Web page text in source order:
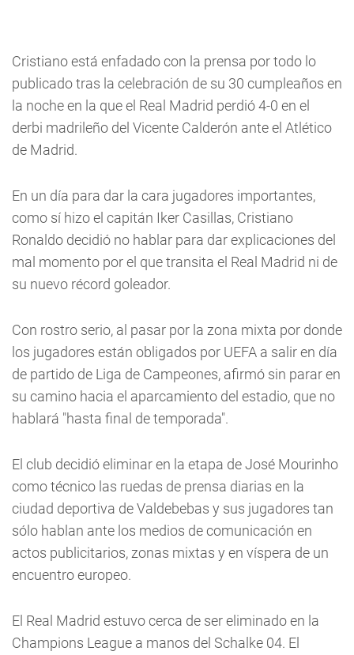
Cristiano está enfadado con la prensa por todo lo
publicado tras la celebración de su 30 cumpleaños en
la noche en la que el Real Madrid perdió 4-0 en el
derbi madrileño del Vicente Calderón ante el Atlético
de Madrid.
En un día para dar la cara jugadores importantes,
como sí hizo el capitán Iker Casillas, Cristiano
Ronaldo decidió no hablar para dar explicaciones del
mal momento por el que transita el Real Madrid ni de
su nuevo récord goleador.
Con rostro serio, al pasar por la zona mixta por donde
los jugadores están obligados por UEFA a salir en día
de partido de Liga de Campeones, afirmó sin parar en
su camino hacia el aparcamiento del estadio, que no
hablará "hasta final de temporada".
El club decidió eliminar en la etapa de José Mourinho
como técnico las ruedas de prensa diarias en la
ciudad deportiva de Valdebebas y sus jugadores tan
sólo hablan ante los medios de comunicación en
actos publicitarios, zonas mixtas y en víspera de un
encuentro europeo.
El Real Madrid estuvo cerca de ser eliminado en la
Champions League a manos del Schalke 04. El